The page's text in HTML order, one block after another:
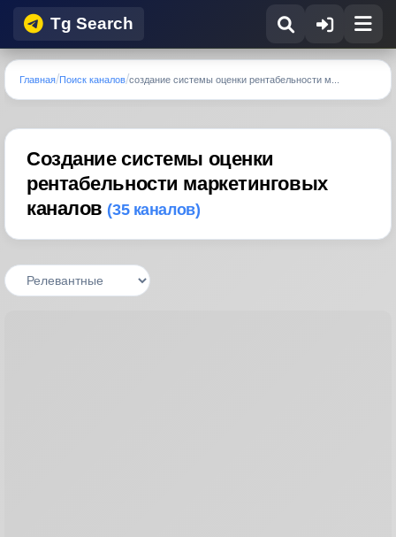
Tg Search
Главная Поиск каналов создание системы оценки рентабельности м...
Создание системы оценки
рентабельности маркетинговых
каналов (35 каналов)